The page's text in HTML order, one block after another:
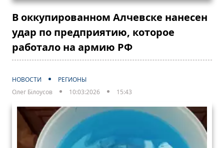
В оккупированном Алчевске нанесен
удар по предприятию, которое
работало на армию РФ
НОВОСТИ
РЕГИОНЫ
Олег Білоусов
10:03:2026 15:43